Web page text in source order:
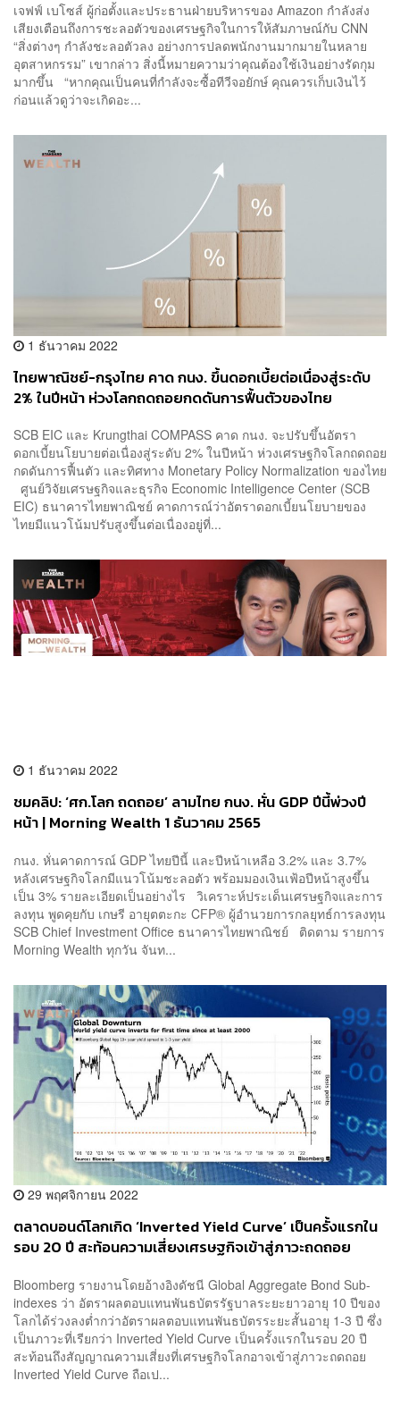
เจฟฟ์ เบโซส์ ผู้ก่อตั้งและประธานฝ่ายบริหารของ Amazon กำลังส่ง
เสียงเตือนถึงการชะลอตัวของเศรษฐกิจในการให้สัมภาษณ์กับ CNN
“สิ่งต่างๆ กำลังชะลอตัวลง อย่างการปลดพนักงานมากมายในหลาย
อุตสาหกรรม” เขากล่าว สิ่งนี้หมายความว่าคุณต้องใช้เงินอย่างรัดกุม
มากขึ้น “หากคุณเป็นคนที่กำลังจะซื้อทีวีจอยักษ์ คุณควรเก็บเงินไว้
ก่อนแล้วดูว่าจะเกิดอะ...
1 ธันวาคม 2022
ไทยพาณิชย์-กรุงไทย คาด กนง. ขึ้นดอกเบี้ยต่อเนื่องสู่ระดับ
2% ในปีหน้า ห่วงโลกถดถอยกดดันการฟื้นตัวของไทย
SCB EIC และ Krungthai COMPASS คาด กนง. จะปรับขึ้นอัตรา
ดอกเบี้ยนโยบายต่อเนื่องสู่ระดับ 2% ในปีหน้า ห่วงเศรษฐกิจโลกถดถอย
กดดันการฟื้นตัว และทิศทาง Monetary Policy Normalization ของไทย
ศูนย์วิจัยเศรษฐกิจและธุรกิจ Economic Intelligence Center (SCB
EIC) ธนาคารไทยพาณิชย์ คาดการณ์ว่าอัตราดอกเบี้ยนโยบายของ
ไทยมีแนวโน้มปรับสูงขึ้นต่อเนื่องอยู่ที่...
1 ธันวาคม 2022
ชมคลิป: ‘ศก.โลก ถดถอย’ ลามไทย กนง. หั่น GDP ปีนี้พ่วงปี
หน้า | Morning Wealth 1 ธันวาคม 2565
กนง. หั่นคาดการณ์ GDP ไทยปีนี้ และปีหน้าเหลือ 3.2% และ 3.7%
หลังเศรษฐกิจโลกมีแนวโน้มชะลอตัว พร้อมมองเงินเฟ้อปีหน้าสูงขึ้น
เป็น 3% รายละเอียดเป็นอย่างไร วิเคราะห์ประเด็นเศรษฐกิจและการ
ลงทุน พูดคุยกับ เกษรี อายุตตะกะ CFP® ผู้อำนวยการกลยุทธ์การลงทุน
SCB Chief Investment Office ธนาคารไทยพาณิชย์ ติดตาม รายการ
Morning Wealth ทุกวัน จันท...
29 พฤศจิกายน 2022
ตลาดบอนด์โลกเกิด ‘Inverted Yield Curve’ เป็นครั้งแรกใน
รอบ 20 ปี สะท้อนความเสี่ยงเศรษฐกิจเข้าสู่ภาวะถดถอย
Bloomberg รายงานโดยอ้างอิงดัชนี Global Aggregate Bond Sub-
indexes ว่า อัตราผลตอบแทนพันธบัตรรัฐบาลระยะยาวอายุ 10 ปีของ
โลกได้ร่วงลงต่ำกว่าอัตราผลตอบแทนพันธบัตรระยะสั้นอายุ 1-3 ปี ซึ่ง
เป็นภาวะที่เรียกว่า Inverted Yield Curve เป็นครั้งแรกในรอบ 20 ปี
สะท้อนถึงสัญญาณความเสี่ยงที่เศรษฐกิจโลกอาจเข้าสู่ภาวะถดถอย
Inverted Yield Curve ถือเป...